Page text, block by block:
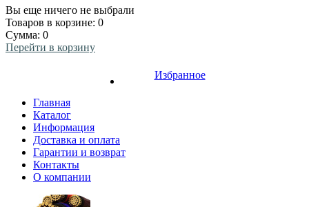
Вы еще ничего не выбрали
Товаров в корзине: 0
Сумма: 0
Перейти в корзину
Избранное
Главная
Каталог
Информация
Доставка и оплата
Гарантии и возврат
Контакты
О компании